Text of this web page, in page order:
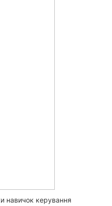
навичок керування